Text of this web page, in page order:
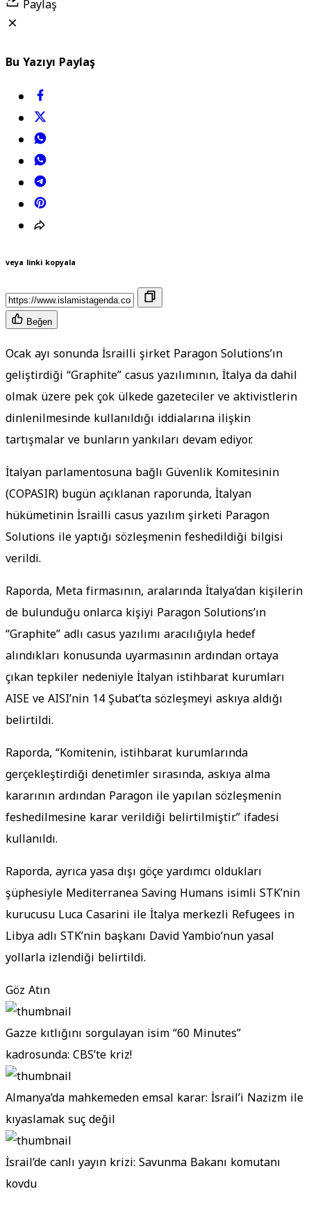
Paylaş
Bu Yazıyı Paylaş
veya linki kopyala
Beğen
Ocak ayı sonunda İsrailli şirket Paragon Solutions’ın
geliştirdiği “Graphite” casus yazılımının, İtalya da dahil
olmak üzere pek çok ülkede gazeteciler ve aktivistlerin
dinlenilmesinde kullanıldığı iddialarına ilişkin
tartışmalar ve bunların yankıları devam ediyor.
İtalyan parlamentosuna bağlı Güvenlik Komitesinin
(COPASIR) bugün açıklanan raporunda, İtalyan
hükümetinin İsrailli casus yazılım şirketi Paragon
Solutions ile yaptığı sözleşmenin feshedildiği bilgisi
verildi.
Raporda, Meta firmasının, aralarında İtalya’dan kişilerin
de bulunduğu onlarca kişiyi Paragon Solutions’ın
“Graphite” adlı casus yazılımı aracılığıyla hedef
alındıkları konusunda uyarmasının ardından ortaya
çıkan tepkiler nedeniyle İtalyan istihbarat kurumları
AISE ve AISI’nin 14 Şubat’ta sözleşmeyi askıya aldığı
belirtildi.
Raporda, “Komitenin, istihbarat kurumlarında
gerçekleştirdiği denetimler sırasında, askıya alma
kararının ardından Paragon ile yapılan sözleşmenin
feshedilmesine karar verildiği belirtilmiştir.” ifadesi
kullanıldı.
Raporda, ayrıca yasa dışı göçe yardımcı oldukları
şüphesiyle Mediterranea Saving Humans isimli STK’nin
kurucusu Luca Casarini ile İtalya merkezli Refugees in
Libya adlı STK’nin başkanı David Yambio’nun yasal
yollarla izlendiği belirtildi.
Göz Atın
Gazze kıtlığını sorgulayan isim “60 Minutes”
kadrosunda: CBS’te kriz!
Almanya’da mahkemeden emsal karar: İsrail’i Nazizm ile
kıyaslamak suç değil
İsrail’de canlı yayın krizi: Savunma Bakanı komutanı
kovdu